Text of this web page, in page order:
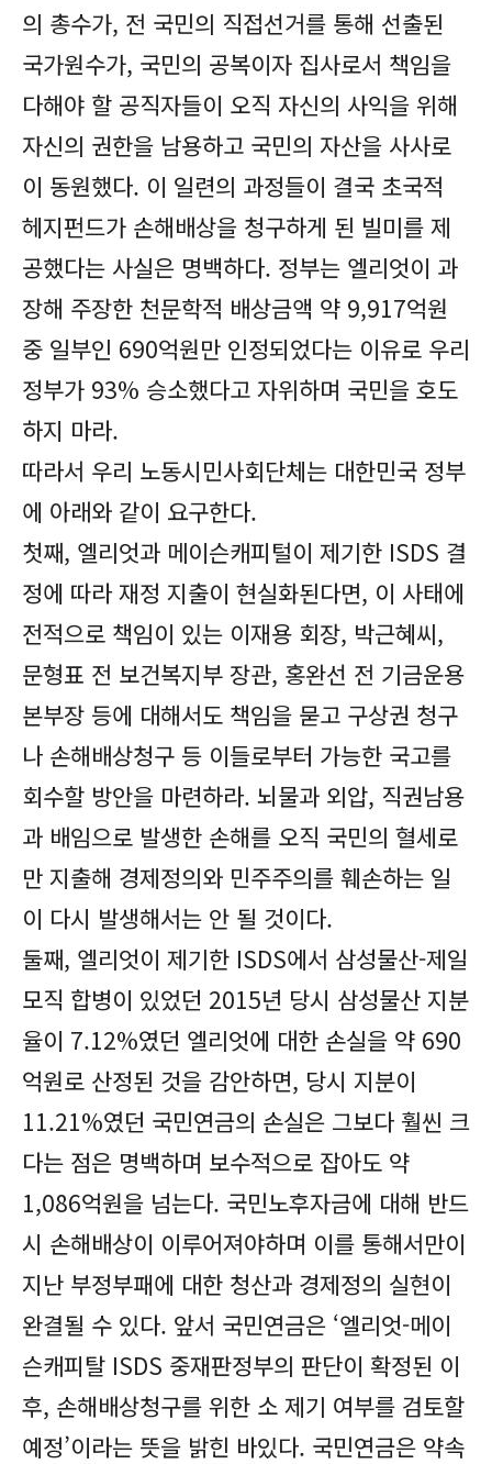
의 총수가, 전 국민의 직접선거를 통해 선출된
국가원수가, 국민의 공복이자 집사로서 책임을
다해야 할 공직자들이 오직 자신의 사익을 위해
자신의 권한을 남용하고 국민의 자산을 사사로
이 동원했다. 이 일련의 과정들이 결국 초국적
헤지펀드가 손해배상을 청구하게 된 빌미를 제
공했다는 사실은 명백하다. 정부는 엘리엇이 과
장해 주장한 천문학적 배상금액 약 9,917억원
중 일부인 690억원만 인정되었다는 이유로 우리
정부가 93% 승소했다고 자위하며 국민을 호도
하지 마라.
따라서 우리 노동시민사회단체는 대한민국 정부
에 아래와 같이 요구한다.
첫째, 엘리엇과 메이슨캐피털이 제기한 ISDS 결
정에 따라 재정 지출이 현실화된다면, 이 사태에
전적으로 책임이 있는 이재용 회장, 박근혜씨,
문형표 전 보건복지부 장관, 홍완선 전 기금운용
본부장 등에 대해서도 책임을 묻고 구상권 청구
나 손해배상청구 등 이들로부터 가능한 국고를
회수할 방안을 마련하라. 뇌물과 외압, 직권남용
과 배임으로 발생한 손해를 오직 국민의 혈세로
만 지출해 경제정의와 민주주의를 훼손하는 일
이 다시 발생해서는 안 될 것이다.
둘째, 엘리엇이 제기한 ISDS에서 삼성물산-제일
모직 합병이 있었던 2015년 당시 삼성물산 지분
율이 7.12%였던 엘리엇에 대한 손실을 약 690
억원로 산정된 것을 감안하면, 당시 지분이
11.21%였던 국민연금의 손실은 그보다 훨씬 크
다는 점은 명백하며 보수적으로 잡아도 약
1,086억원을 넘는다. 국민노후자금에 대해 반드
시 손해배상이 이루어져야하며 이를 통해서만이
지난 부정부패에 대한 청산과 경제정의 실현이
완결될 수 있다. 앞서 국민연금은 ‘엘리엇-메이
슨캐피탈 ISDS 중재판정부의 판단이 확정된 이
후, 손해배상청구를 위한 소 제기 여부를 검토할
예정’이라는 뜻을 밝힌 바있다. 국민연금은 약속